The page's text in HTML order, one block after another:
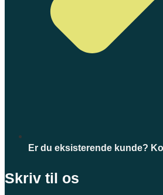
Er du eksisterende kunde?
Skriv til os